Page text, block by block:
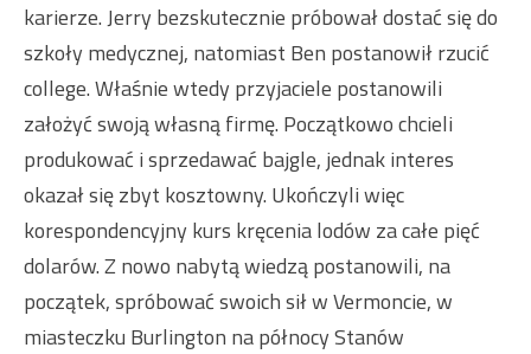
karierze. Jerry bezskutecznie próbował dostać się do
szkoły medycznej, natomiast Ben postanowił rzucić
college. Właśnie wtedy przyjaciele postanowili
założyć swoją własną firmę. Początkowo chcieli
produkować i sprzedawać bajgle, jednak interes
okazał się zbyt kosztowny. Ukończyli więc
korespondencyjny kurs kręcenia lodów za całe pięć
dolarów. Z nowo nabytą wiedzą postanowili, na
początek, spróbować swoich sił w Vermoncie, w
miasteczku Burlington na północy Stanów